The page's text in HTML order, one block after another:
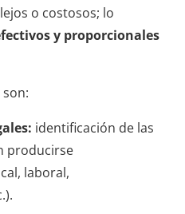
o costosos; lo
y proporcionales
identificación de las
producirse
laboral,